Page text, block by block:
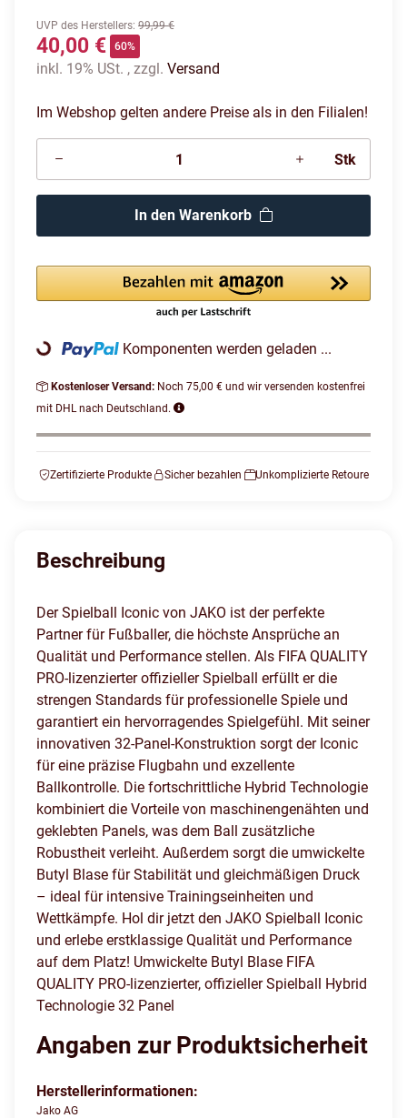
UVP des Herstellers: 99,99 €
40,00 € 60%
inkl. 19% USt. , zzgl. Versand
Im Webshop gelten andere Preise als in den Filialen!
Stk
In den Warenkorb
Loading... Komponenten werden geladen ...
Kostenloser Versand: Noch 75,00 € und wir versenden kostenfrei
mit DHL nach Deutschland.
Zertifizierte Produkte Sicher bezahlen Unkomplizierte Retoure
Beschreibung
Der Spielball Iconic von JAKO ist der perfekte
Partner für Fußballer, die höchste Ansprüche an
Qualität und Performance stellen. Als FIFA QUALITY
PRO-lizenzierter offizieller Spielball erfüllt er die
strengen Standards für professionelle Spiele und
garantiert ein hervorragendes Spielgefühl. Mit seiner
innovativen 32-Panel-Konstruktion sorgt der Iconic
für eine präzise Flugbahn und exzellente
Ballkontrolle. Die fortschrittliche Hybrid Technologie
kombiniert die Vorteile von maschinengenähten und
geklebten Panels, was dem Ball zusätzliche
Robustheit verleiht. Außerdem sorgt die umwickelte
Butyl Blase für Stabilität und gleichmäßigen Druck
– ideal für intensive Trainingseinheiten und
Wettkämpfe. Hol dir jetzt den JAKO Spielball Iconic
und erlebe erstklassige Qualität und Performance
auf dem Platz! Umwickelte Butyl Blase FIFA
QUALITY PRO-lizenzierter, offizieller Spielball Hybrid
Technologie 32 Panel
Angaben zur Produktsicherheit
Herstellerinformationen:
Jako AG